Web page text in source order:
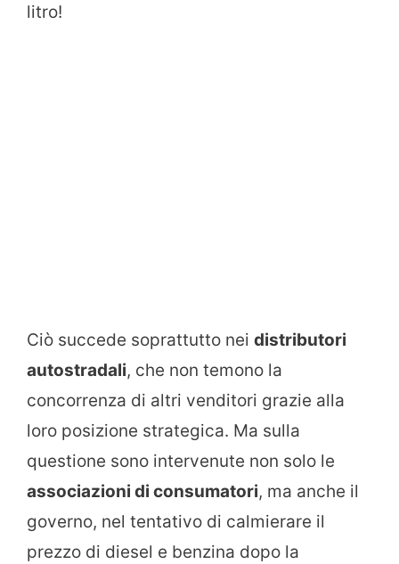
litro!
Ciò succede soprattutto nei distributori
autostradali, che non temono la
concorrenza di altri venditori grazie alla
loro posizione strategica. Ma sulla
questione sono intervenute non solo le
associazioni di consumatori, ma anche il
governo, nel tentativo di calmierare il
prezzo di diesel e benzina dopo la